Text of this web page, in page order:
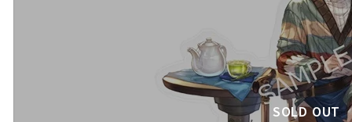
SOLD OUT